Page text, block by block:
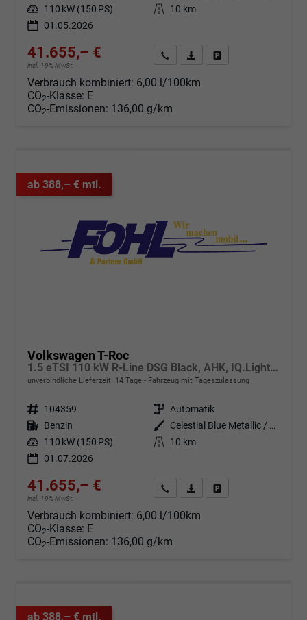
Leistung 110 kW (150 PS) Kilometerstand
10 km
01.05.2026
41.655,– €
incl. 19% MwSt.
Angebot anfordern
Fahrzeugexpose (PDF)
Verbrauch kombiniert: 6,00 l/100km
CO2-Klasse: E
CO2-Emissionen: 136,00 g/km
ab 388,– € mtl.
Volkswagen T-Roc
1.5 eTSI 110 kW R-Line DSG Black, AHK, IQ.Light, Kamera, el. Klappe, Winter, 19-Zoll
unverbindliche Lieferzeit: 14 Tage Fahrzeug mit Tageszulassung
Fahrzeugnr. 104359 Getriebe Automatik
Kraftstoff Benzin Außenfarbe
Celestial Blue Metallic / Dach schwarz
Leistung 110 kW (150 PS) Kilometerstand
10 km
01.07.2026
41.655,– €
incl. 19% MwSt.
Angebot anfordern
Fahrzeugexpose (PDF)
Verbrauch kombiniert: 6,00 l/100km
CO2-Klasse: E
CO2-Emissionen: 136,00 g/km
ab 388,– € mtl.